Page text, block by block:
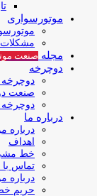
موتورسواری
مشکلات
مجله صنعت
دوچرخه
صنعت
درباره ما
درباره
اهداف
خط
تماس با
حریم